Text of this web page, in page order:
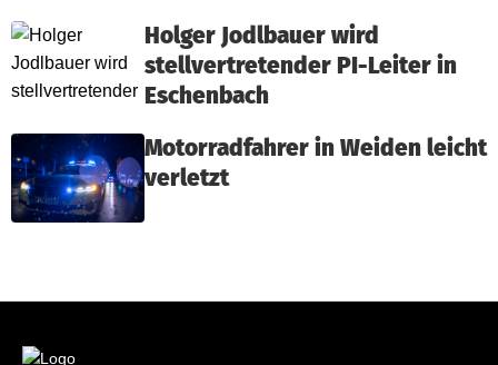
Holger Jodlbauer wird
stellvertretender PI-Leiter in
Eschenbach
Motorradfahrer in Weiden leicht
verletzt